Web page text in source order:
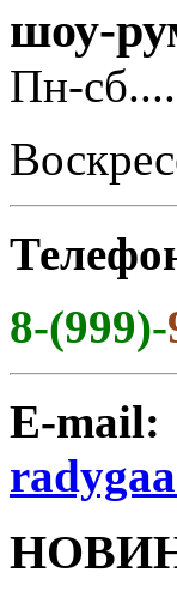
шоу-
Пн-
8-(999)-
E-mail: